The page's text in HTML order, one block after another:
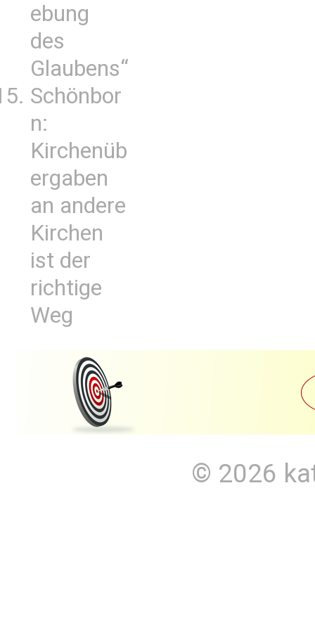
ebung
des
Glaubens“
Schönbor
n:
Kirchenüb
ergaben
an andere
Kirchen
ist der
richtige
Weg
© 2026